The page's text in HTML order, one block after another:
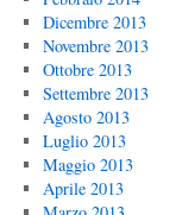
Dicembre 2013
Novembre 2013
Ottobre 2013
Settembre 2013
Agosto 2013
Luglio 2013
Maggio 2013
Aprile 2013